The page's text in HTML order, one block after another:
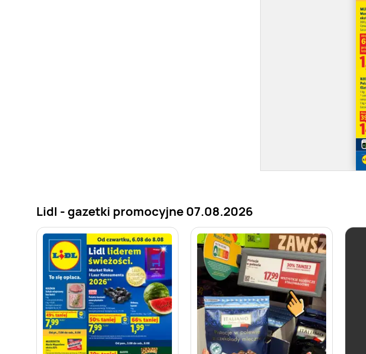
Lidl - gazetki promocyjne 07.08.2026